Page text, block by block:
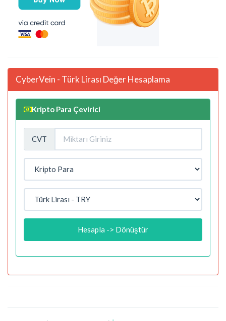
CyberVein - Türk Lirası Değer Hesaplama
Kripto Para Çevirici
CVT
Hesapla -> Dönüştür